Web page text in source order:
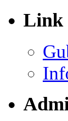
Link